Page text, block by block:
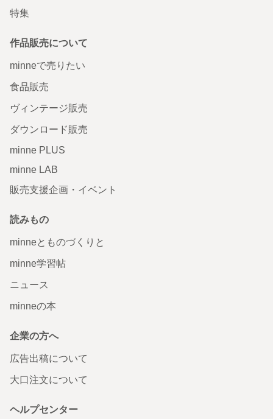
特集
作品販売について
minneで売りたい
食品販売
ヴィンテージ販売
ダウンロード販売
minne PLUS
minne LAB
販売支援企画・イベント
読みもの
minneとものづくりと
minne学習帖
ニュース
minneの本
企業の方へ
広告出稿について
大口注文について
ヘルプセンター